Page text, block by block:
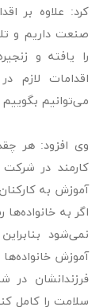
کرد: علاوه بر
صنعت داریم و
را یافته و
اقدامات لازم
می‌توانیم بگوییم که تقریباً ۵۰
وی افزود: هر
کارمند در
آموزش به
اگر به
نمی‌شود
آموزش
فرزندانشان در
سلامت را کامل